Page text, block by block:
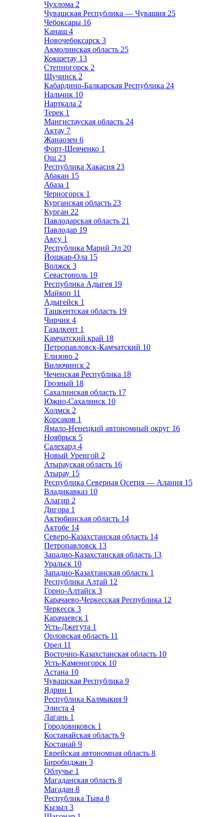
Чухлома 2
Чувашская Республика — Чувашия 25
Чебоксары 16
Канаш 4
Новочебоксарск 3
Акмолинская область 25
Кокшетау 13
Степногорск 2
Щучинск 2
Кабардино-Балкарская Республика 24
Нальчик 10
Нарткала 2
Терек 1
Мангистауская область 24
Актау 7
Жанаозен 6
Форт-Шевченко 1
Ош 23
Республика Хакасия 23
Абакан 15
Абаза 1
Черногорск 1
Курганская область 23
Курган 22
Павлодарская область 21
Павлодар 19
Аксу 1
Республика Марий Эл 20
Йошкар-Ола 15
Волжск 3
Севастополь 19
Республика Адыгея 19
Майкоп 11
Адыгейск 1
Ташкентская область 19
Чирчик 4
Газалкент 1
Камчатский край 18
Петропавловск-Камчатский 10
Елизово 2
Вилючинск 2
Чеченская Республика 18
Грозный 18
Сахалинская область 17
Южно-Сахалинск 10
Холмск 2
Корсаков 1
Ямало-Ненецкий автономный округ 16
Ноябрьск 5
Салехард 4
Новый Уренгой 2
Атырауская область 16
Атырау 15
Республика Северная Осетия — Алания 15
Владикавказ 10
Алагир 2
Дигора 1
Актюбинская область 14
Актобе 14
Северо-Казахстанская область 14
Петропавловск 13
Западно-Казахстанская область 13
Уральск 10
Западно-Казахтанская область 1
Республика Алтай 12
Горно-Алтайск 3
Карачаево-Черкесская Республика 12
Черкесск 3
Карачаевск 1
Усть-Джегута 1
Орловская область 11
Орел 11
Восточно-Казахстанская область 10
Усть-Каменогорск 10
Астана 10
Чувашская Республика 9
Ядрин 1
Республика Калмыкия 9
Элиста 4
Лагань 1
Городовиковск 1
Костанайская область 9
Костанай 9
Еврейская автономная область 8
Биробиджан 3
Облучье 1
Магаданская область 8
Магадан 8
Республика Тыва 8
Кызыл 3